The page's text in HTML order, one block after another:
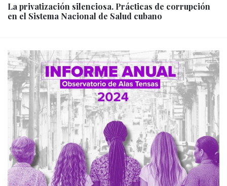
La privatización silenciosa. Prácticas de corrupción
en el Sistema Nacional de Salud cubano